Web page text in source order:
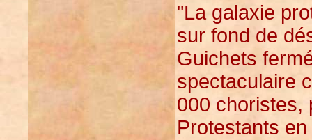
"La galaxie
sur fond de
Guichets
spectaculaire
000 choristes,
Protestants